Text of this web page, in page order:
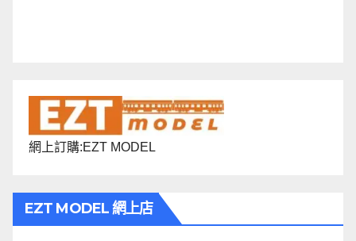
網上訂購:EZT MODEL
EZT MODEL 網上店